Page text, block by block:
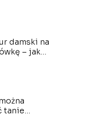
damski na
– jaką
tanie